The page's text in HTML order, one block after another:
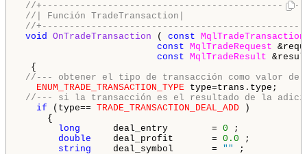
//
//| Función TradeTransaction|
//
void OnTradeTransaction ( const MqlTradeTransaction
const MqlTradeRequest
const MqlTradeResult
{
//--- obtener el tipo de transacción como valor de
ENUM_TRADE_TRANSACTION_TYPE type=trans.type;
//--- si la transacción es el resultado de la
if (type== TRADE_TRANSACTION_DEAL_ADD )
{
long deal_entry        = 0 ;
double deal_profit       = 0.0 ;
string deal_symbol       = ""
;